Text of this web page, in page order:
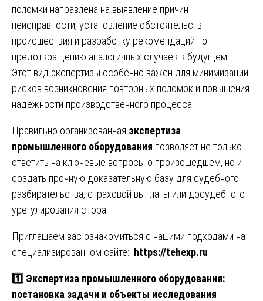
поломки направлена на выявление причин
неисправности, установление обстоятельств
происшествия и разработку рекомендаций по
предотвращению аналогичных случаев в будущем.
Этот вид экспертизы особенно важен для минимизации
рисков возникновения повторных поломок и повышения
надежности производственного процесса.
Правильно организованная экспертиза
промышленного оборудования позволяет не только
ответить на ключевые вопросы о произошедшем, но и
создать прочную доказательную базу для судебного
разбирательства, страховой выплаты или досудебного
урегулирования спора.
Приглашаем вас ознакомиться с нашими подходами на
специализированном сайте: https://tehexp.ru
1️⃣ Экспертиза промышленного оборудования:
постановка задачи и объекты исследования